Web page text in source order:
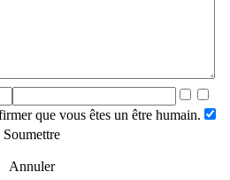
que vous êtes un être humain.
Soumettre
Annuler